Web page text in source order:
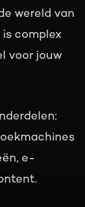
wereld van
complex
voor jouw
e-